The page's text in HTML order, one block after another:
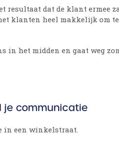
resultaat dat de klant ermee
het klanten heel makkelijk om
in het midden en gaat weg
je communicatie
in een winkelstraat.